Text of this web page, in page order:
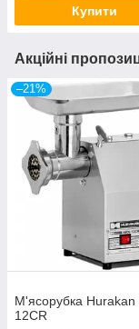
Купити
Акційні
–21%
М'ясорубка Hurakan
12CR